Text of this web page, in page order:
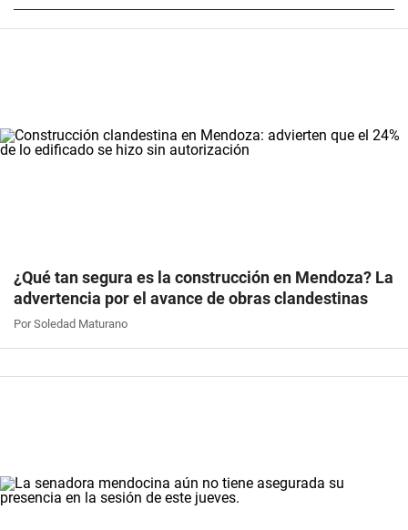
¿Qué tan segura es la construcción en Mendoza? La
advertencia por el avance de obras clandestinas
Por Soledad Maturano